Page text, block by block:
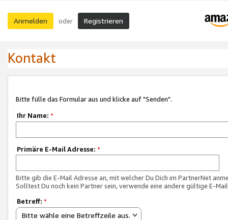
Anmelden oder Registrieren
Kontakt
Bitte fülle das Formular aus und klicke auf "Senden".
Ihr Name: *
Primäre E-Mail Adresse: *
Bitte gib die E-Mail Adresse an, mit welcher Du Dich im PartnerNet
Solltest Du noch kein Partner sein, verwende eine andere gültige E-
Betreff: *
Bitte wähle eine Betreffzeile aus.